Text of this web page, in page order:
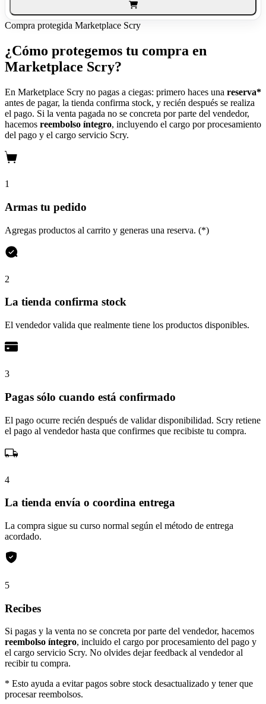
Compra protegida Marketplace Scry
¿Cómo protegemos tu compra en
Marketplace Scry?
En Marketplace Scry no pagas a ciegas: primero haces una reserva*
antes de pagar, la tienda confirma stock, y recién después se realiza
el pago. Si la venta pagada no se concreta por parte del vendedor,
hacemos reembolso íntegro, incluyendo el cargo por procesamiento
del pago y el cargo servicio Scry.
1
Armas tu pedido
Agregas productos al carrito y generas una reserva. (*)
2
La tienda confirma stock
El vendedor valida que realmente tiene los productos disponibles.
3
Pagas sólo cuando está confirmado
El pago ocurre recién después de validar disponibilidad. Scry retiene
el pago al vendedor hasta que confirmes que recibiste tu compra.
4
La tienda envía o coordina entrega
La compra sigue su curso normal según el método de entrega
acordado.
5
Recibes
Si pagas y la venta no se concreta por parte del vendedor, hacemos
reembolso íntegro, incluido el cargo por procesamiento del pago y
el cargo servicio Scry. No olvides dejar feedback al vendedor al
recibir tu compra.
* Esto ayuda a evitar pagos sobre stock desactualizado y tener que
procesar reembolsos.